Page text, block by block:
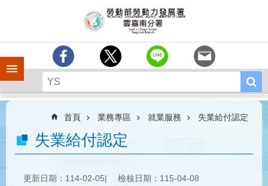
手機側欄
中
分
簡
業
務
首頁 業務專區 就業服務 失業給付認定
失業給付認定
更新日期：114-02-05 檢核日期：115-04-08